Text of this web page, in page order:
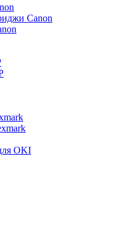
Canon
OKI